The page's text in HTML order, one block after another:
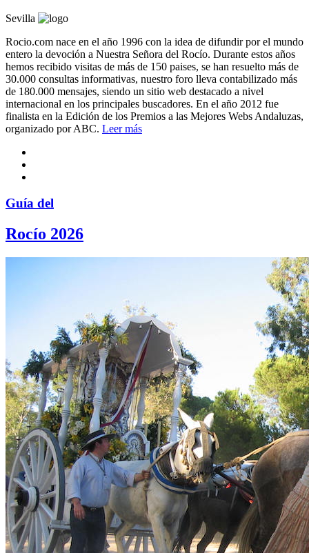
Sevilla
Rocio.com nace en el año 1996 con la idea de difundir por el mundo
entero la devoción a Nuestra Señora del Rocío. Durante estos años
hemos recibido visitas de más de 150 paises, se han resuelto más de
30.000 consultas informativas, nuestro foro lleva contabilizado más
de 180.000 mensajes, siendo un sitio web destacado a nivel
internacional en los principales buscadores. En el año 2012 fue
finalista en la Edición de los Premios a las Mejores Webs Andaluzas,
organizado por ABC. Leer más
Guía del
Rocío 2026